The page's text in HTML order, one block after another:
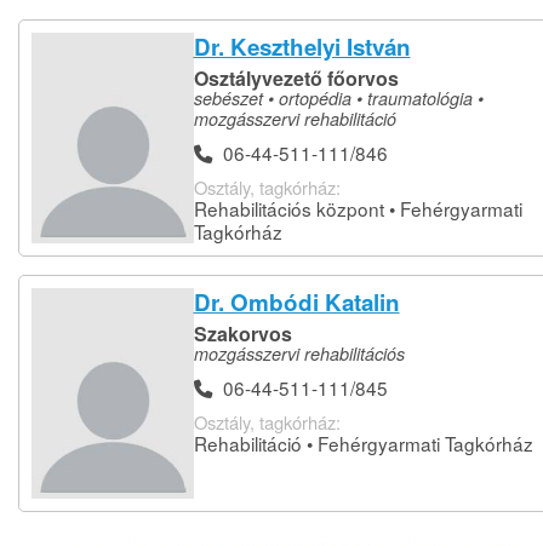
Dr. Keszthelyi István
Osztályvezető főorvos
sebészet • ortopédia • traumatológia •
mozgásszervi rehabilitáció
06-44-511-111/846
Osztály, tagkórház:
Rehabilitációs központ • Fehérgyarmati
Tagkórház
Dr. Ombódi Katalin
Szakorvos
mozgásszervi rehabilitációs
06-44-511-111/845
Osztály, tagkórház:
Rehabilitáció • Fehérgyarmati Tagkórház